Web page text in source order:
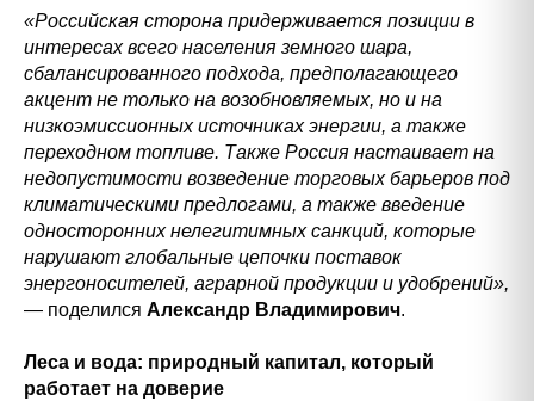
«Российская сторона придерживается позиции в
интересах всего населения земного шара,
сбалансированного подхода, предполагающего
акцент не только на возобновляемых, но и на
низкоэмиссионных источниках энергии, а также
переходном топливе. Также Россия настаивает на
недопустимости возведение торговых барьеров под
климатическими предлогами, а также введение
односторонних нелегитимных санкций, которые
нарушают глобальные цепочки поставок
энергоносителей, аграрной продукции и удобрений»,
— поделился Александр Владимирович.
Леса и вода: природный капитал, который
работает на доверие